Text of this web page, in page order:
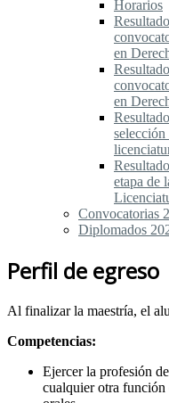
Horarios
en
en
etapa de
Convocatorias
Diplomados
Perfil de egreso
Al finalizar la maestría, el
Competencias:
Ejercer la profesión
cualquier otra